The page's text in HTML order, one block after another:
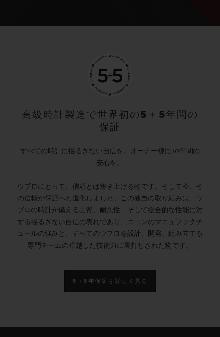
高級時計製造で世界初の5＋5年間の
保証
すべての時計に揺るぎない自信を。オーナー様に10年間の
安心を。
ウブロにとって、信頼とは築き上げる物です。そして今、そ
の信頼が保証へと進化しました。この独自の取り組みは、ウ
ブロの時計が備える品質、耐久性、そして総合的な性能に対
する揺るぎない自信の表れであり、ニヨンのマニュファクチ
ュールの強みと、すべてのウブロを設計、開発、組み立てる
専門チームの卓越した技術力に裏打ちされた物です。
5＋5年保証を詳しく見る